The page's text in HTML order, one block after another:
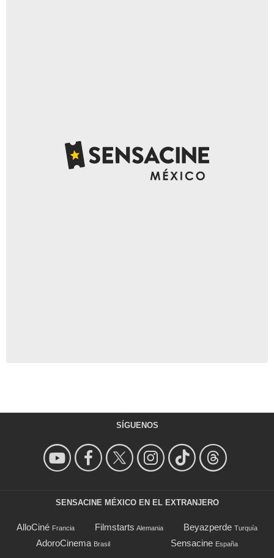
SÍGUENOS
SENSACINE MÉXICO EN EL EXTRANJERO
AlloCiné Francia Filmstarts Alemania Beyazperde Turquía
AdoroCinema Brasil Sensacine España